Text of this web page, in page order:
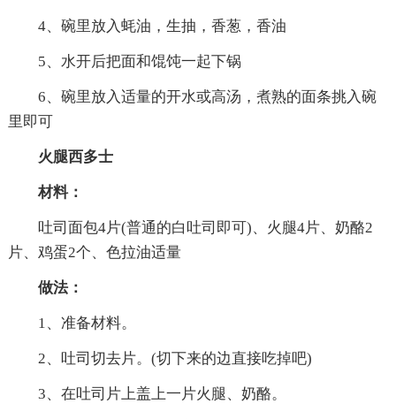
4、碗里放入蚝油，生抽，香葱，香油
5、水开后把面和馄饨一起下锅
6、碗里放入适量的开水或高汤，煮熟的面条挑入碗
里即可
火腿西多士
材料：
吐司面包4片(普通的白吐司即可)、火腿4片、奶酪2
片、鸡蛋2个、色拉油适量
做法：
1、准备材料。
2、吐司切去片。(切下来的边直接吃掉吧)
3、在吐司片上盖上一片火腿、奶酪。